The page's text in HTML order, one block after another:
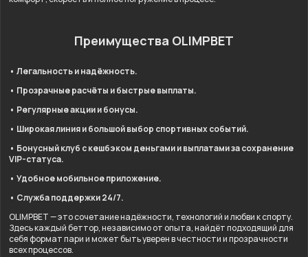
Преимущества OLIMPBET
• Легальность и надёжность.
• Прозрачные расчёты и быстрые выплаты.
• Регулярные акции и бонусы.
• Широкая линия и большой выбор спортивных событий.
• Бонусный клуб с кешбэком деньгами и выплатами за сохранение
VIP-статуса.
• Удобное мобильное приложение.
• Служба поддержки 24/7.
OLIMPBET — это сочетание надёжности, технологий и любви к спорту.
Здесь каждый беттор, независимо от опыта, найдёт подходящий для
себя формат пари и может быть уверен в честности и прозрачности
всех процессов.